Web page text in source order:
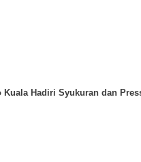
Kuala Hadiri Syukuran dan